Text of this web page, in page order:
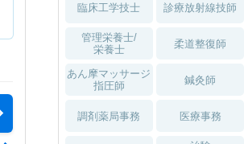
臨床工学技士 診療放射線技師
管理栄養士/
栄養士
柔道整復師
あん摩マッサージ
指圧師
鍼灸師
調剤薬局事務 医療事務